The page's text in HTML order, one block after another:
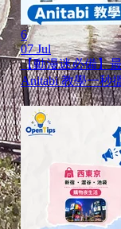
6
07 Jul
【動漫迷必備】
Anitabi 教學一秒